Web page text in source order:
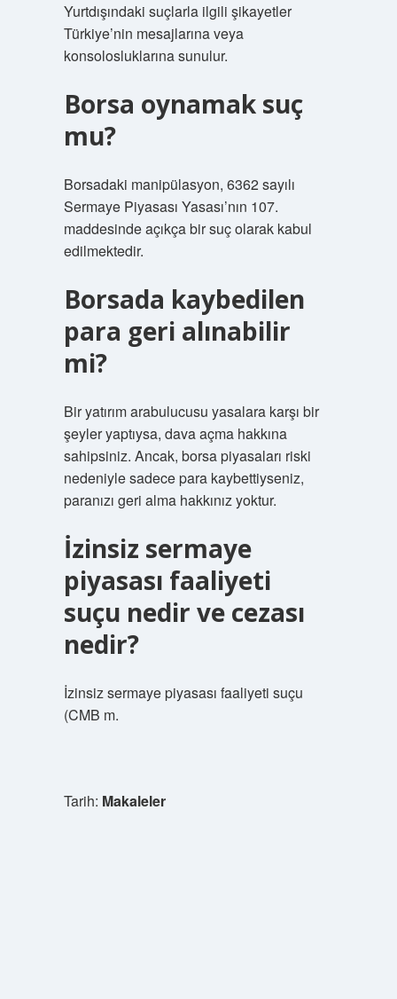
Yurtdışındaki suçlarla ilgili şikayetler
Türkiye’nin mesajlarına veya
konsolosluklarına sunulur.
Borsa oynamak suç
mu?
Borsadaki manipülasyon, 6362 sayılı
Sermaye Piyasası Yasası’nın 107.
maddesinde açıkça bir suç olarak kabul
edilmektedir.
Borsada kaybedilen
para geri alınabilir
mi?
Bir yatırım arabulucusu yasalara karşı bir
şeyler yaptıysa, dava açma hakkına
sahipsiniz. Ancak, borsa piyasaları riski
nedeniyle sadece para kaybettiyseniz,
paranızı geri alma hakkınız yoktur.
İzinsiz sermaye
piyasası faaliyeti
suçu nedir ve cezası
nedir?
İzinsiz sermaye piyasası faaliyeti suçu
(CMB m.
Tarih: Makaleler